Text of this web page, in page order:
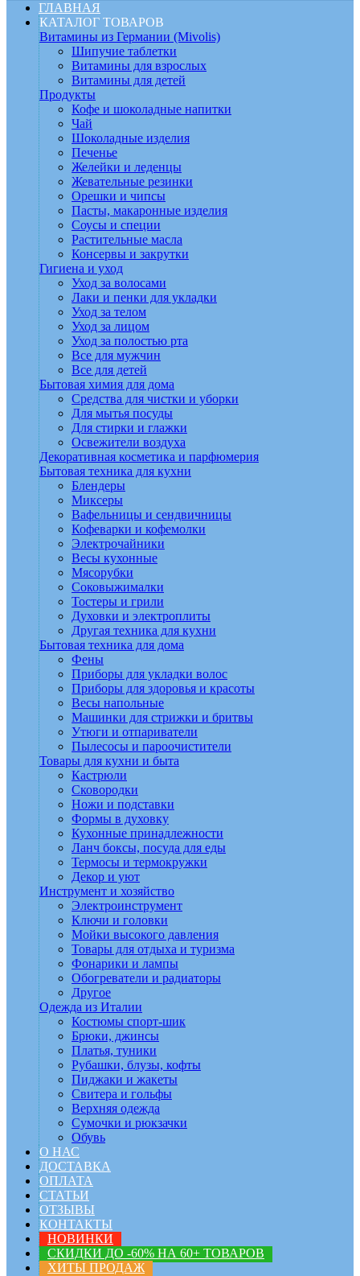
ГЛАВНАЯ
КАТАЛОГ ТОВАРОВ
Витамины из Германии (Mivolis)
Шипучие таблетки
Витамины для взрослых
Витамины для детей
Продукты
Кофе и шоколадные напитки
Чай
Шоколадные изделия
Печенье
Желейки и леденцы
Жевательные резинки
Орешки и чипсы
Пасты, макаронные изделия
Соусы и специи
Растительные масла
Консервы и закрутки
Гигиена и уход
Уход за волосами
Лаки и пенки для укладки
Уход за телом
Уход за лицом
Уход за полостью рта
Все для мужчин
Все для детей
Бытовая химия для дома
Средства для чистки и уборки
Для мытья посуды
Для стирки и глажки
Освежители воздуха
Декоративная косметика и парфюмерия
Бытовая техника для кухни
Блендеры
Миксеры
Вафельницы и сендвичницы
Кофеварки и кофемолки
Электрочайники
Весы кухонные
Мясорубки
Соковыжималки
Тостеры и грили
Духовки и электроплиты
Другая техника для кухни
Бытовая техника для дома
Фены
Приборы для укладки волос
Приборы для здоровья и красоты
Весы напольные
Машинки для стрижки и бритвы
Утюги и отпариватели
Пылесосы и пароочистители
Товары для кухни и быта
Кастрюли
Сковородки
Ножи и подставки
Формы в духовку
Кухонные принадлежности
Ланч боксы, посуда для еды
Термосы и термокружки
Декор и уют
Инструмент и хозяйство
Электроинструмент
Ключи и головки
Мойки высокого давления
Товары для отдыха и туризма
Фонарики и лампы
Обогреватели и радиаторы
Другое
Одежда из Италии
Костюмы спорт-шик
Брюки, джинсы
Платья, туники
Рубашки, блузы, кофты
Пиджаки и жакеты
Свитера и гольфы
Верхняя одежда
Сумочки и рюкзачки
Обувь
О НАС
ДОСТАВКА
ОПЛАТА
СТАТЬИ
ОТЗЫВЫ
КОНТАКТЫ
НОВИНКИ
СКИДКИ ДО -60% НА 60+ ТОВАРОВ
ХИТЫ ПРОДАЖ